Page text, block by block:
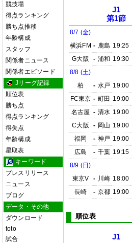
競技場
得点ランキング
勝ち点推移
年齢構成
スタッフ
関係者ニュース
関係者エピソード
Jリーグ記録
順位表
勝ち点
得点ランキング
得失点
年齢構成
星取表
キーワード
プレスリリース
ニュース
ブログ
データ・その他
ダウンロード
toto
試合
J1
第1節
8/7 (金)
横浜FM - 鹿島 19:25
G大阪
- 浦和 19:30
8/8 (土)
柏
- 水戸 19:00
FC東京 - 町田 19:00
名古屋 - 清水 19:00
C大阪
- 岡山 19:00
福岡
- 神戸 19:00
広島
- 千葉 19:15
8/9 (日)
東京V
- 川崎 18:00
長崎
- 京都 19:00
順位表
J1